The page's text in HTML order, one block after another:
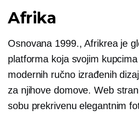
Afrika
Osnovana 1999., Afrikrea je
platforma koja svojim
modernih ručno izrađenih
za njihove domove. Web
sobu prekrivenu elegantnim